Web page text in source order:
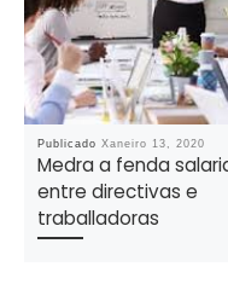
Publicado Xaneiro 13, 2020
Medra a fenda
entre directivas e
traballadoras